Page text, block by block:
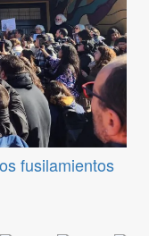
fusilamientos